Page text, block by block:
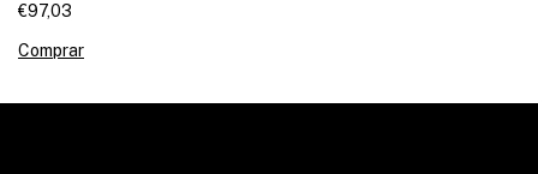
€97,03
Comprar